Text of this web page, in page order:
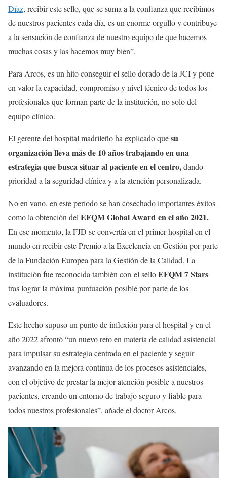
Díaz, recibir este sello, que se suma a la confianza que recibimos
de nuestros pacientes cada día, es un enorme orgullo y contribuye
a la sensación de confianza de nuestro equipo de que hacemos
muchas cosas y las hacemos muy bien”.
Para Arcos, es un hito conseguir el sello dorado de la JCI y pone
en valor la capacidad, compromiso y nivel técnico de todos los
profesionales que forman parte de la institución, no solo del
equipo clínico.
El gerente del hospital madrileño ha explicado quesu
organización lleva más de 10 años trabajando en una
estrategia que busca situar al paciente en el centro,dando
prioridad a la seguridad clínica y a la atención personalizada.
No en vano, en este periodo se han cosechado importantes éxitos
como la obtención del EFQM Global Award en el año 2021.
En ese momento, la FJD se convertía en el primer hospital en el
mundo en recibir este Premio a la Excelencia en Gestión por parte
de la Fundación Europea para la Gestión de la Calidad. La
institución fue reconocida también con el selloEFQM 7 Stars
tras lograr la máxima puntuación posible por parte de los
evaluadores.
Este hecho supuso un punto de inflexión para el hospital y en el
año 2022 afrontó “un nuevo reto en materia de calidad asistencial
para impulsar su estrategia centrada en el paciente y seguir
avanzando en la mejora continua de los procesos asistenciales,
con el objetivo de prestar la mejor atención posible a nuestros
pacientes, creando un entorno de trabajo seguro y fiable para
todos nuestros profesionales”, añade el doctor Arcos.